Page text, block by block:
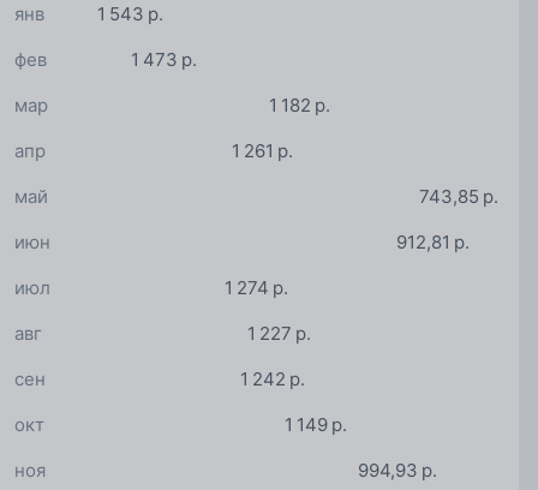
1 543 р.
янв
1 473 р.
фев
1 182 р.
мар
1 261 р.
апр
743,85 р.
май
912,81 р.
июн
1 274 р.
июл
1 227 р.
авг
1 242 р.
сен
1 149 р.
окт
994,93 р.
ноя